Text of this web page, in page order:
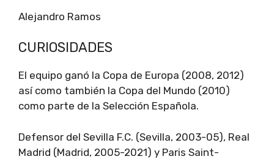
Alejandro Ramos
CURIOSIDADES
El equipo ganó la Copa de Europa (2008, 2012)
así como también la Copa del Mundo (2010)
como parte de la Selección Española.
Defensor del Sevilla F.C. (Sevilla, 2003-05), Real
Madrid (Madrid, 2005-2021) y Paris Saint-